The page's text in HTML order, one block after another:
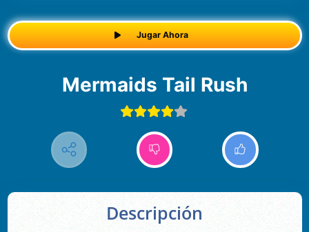
Jugar Ahora
Mermaids Tail Rush
Descripción